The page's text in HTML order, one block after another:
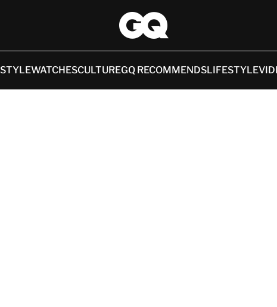
STYLEWATCHESCULTUREGQ RECOMMENDSLIFESTYLE